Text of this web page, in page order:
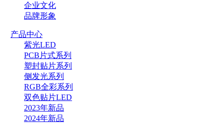
企业文化
品牌形象
产品中心
紫光LED
PCB片式系列
塑封贴片系列
侧发光系列
RGB全彩系列
双色贴片LED
2023年新品
2024年新品